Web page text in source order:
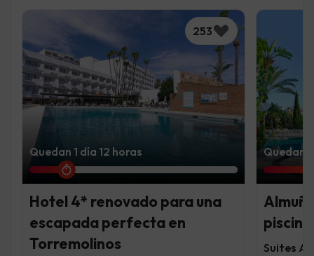
253
Quedan 1 día 12 horas
Hotel 4* renovado para una
escapada perfecta en
Torremolinos
Quedan
Suites